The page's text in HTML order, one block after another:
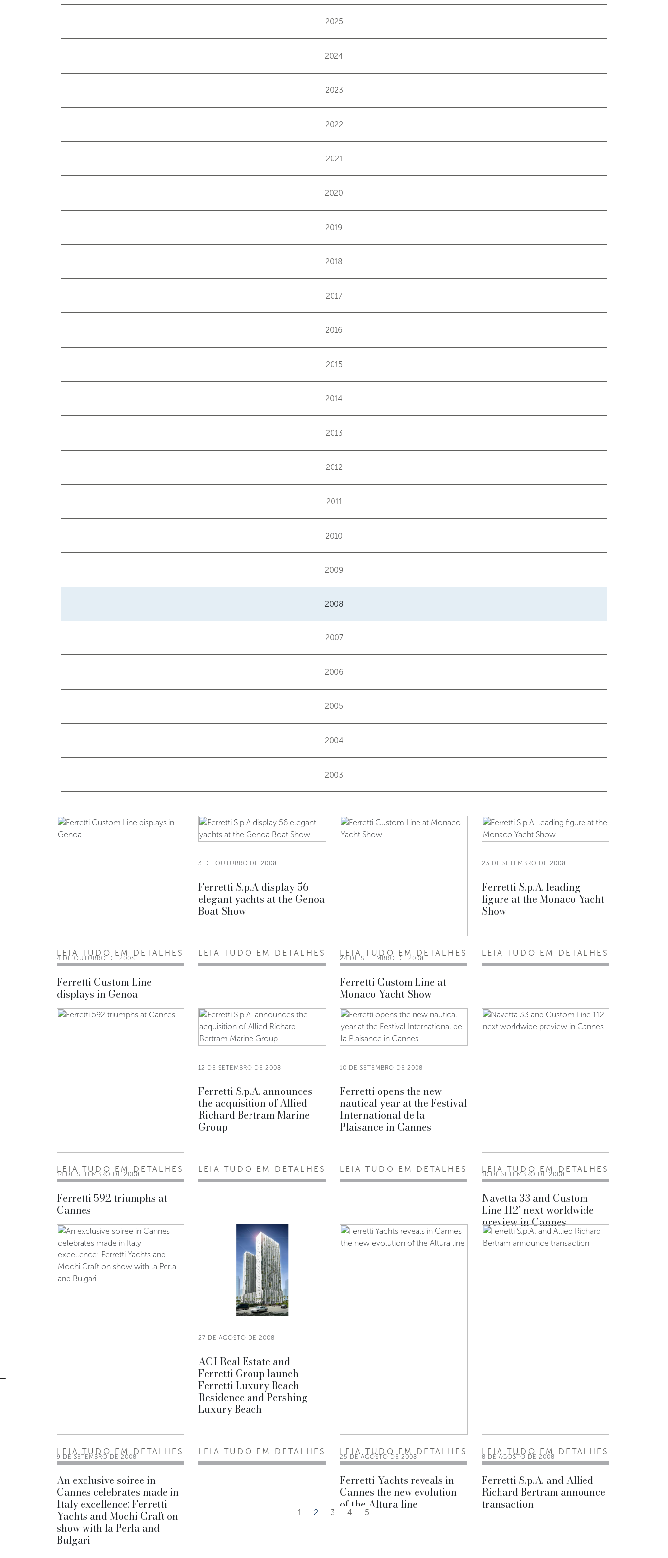
2025
2024
2023
2022
2021
2020
2019
2018
2017
2016
2015
2014
2013
2012
2011
2010
2009
2008
2007
2006
2005
2004
2003
4 DE OUTUBRO DE 2008
Ferretti Custom Line
displays in Genoa
LEIA TUDO EM DETALHES
3 DE OUTUBRO DE 2008
Ferretti S.p.A display 56
elegant yachts at the Genoa
Boat Show
LEIA TUDO EM DETALHES
24 DE SETEMBRO DE 2008
Ferretti Custom Line at
Monaco Yacht Show
LEIA TUDO EM DETALHES
23 DE SETEMBRO DE 2008
Ferretti S.p.A. leading
figure at the Monaco Yacht
Show
LEIA TUDO EM DETALHES
14 DE SETEMBRO DE 2008
Ferretti 592 triumphs at
Cannes
LEIA TUDO EM DETALHES
12 DE SETEMBRO DE 2008
Ferretti S.p.A. announces
the acquisition of Allied
Richard Bertram Marine
Group
LEIA TUDO EM DETALHES
10 DE SETEMBRO DE 2008
Ferretti opens the new
nautical year at the Festival
International de la
Plaisance in Cannes
LEIA TUDO EM DETALHES
10 DE SETEMBRO DE 2008
Navetta 33 and Custom
Line 112' next worldwide
preview in Cannes
LEIA TUDO EM DETALHES
9 DE SETEMBRO DE 2008
An exclusive soiree in
Cannes celebrates made in
Italy excellence: Ferretti
Yachts and Mochi Craft on
show with la Perla and
Bulgari
LEIA TUDO EM DETALHES
27 DE AGOSTO DE 2008
ACI Real Estate and
Ferretti Group launch
Ferretti Luxury Beach
Residence and Pershing
Luxury Beach
LEIA TUDO EM DETALHES
25 DE AGOSTO DE 2008
Ferretti Yachts reveals in
Cannes the new evolution
of the Altura line
LEIA TUDO EM DETALHES
8 DE AGOSTO DE 2008
Ferretti S.p.A. and Allied
Richard Bertram announce
transaction
LEIA TUDO EM DETALHES
1 2 3 4 5